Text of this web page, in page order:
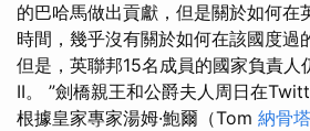
的巴哈馬做出貢獻，但是關於如何在
時間，幾乎沒有關於如何在該國度過
但是，英聯邦15名成員的國家負責人
II。 ”劍橋親王和公爵夫人周日在
根據皇家專家湯姆·鮑爾（Tom 納骨塔